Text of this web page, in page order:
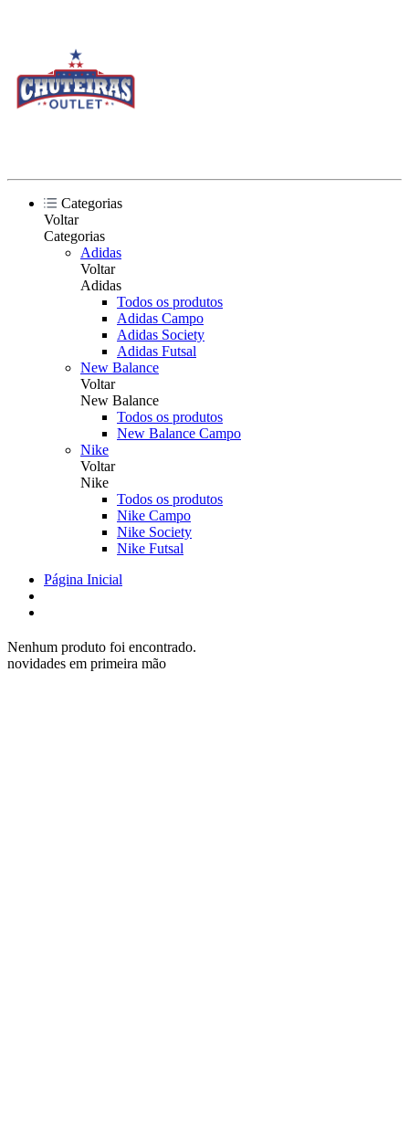
Categorias
Voltar
Categorias
Adidas
Voltar
Adidas
Todos os produtos
Adidas Campo
Adidas Society
Adidas Futsal
New Balance
Voltar
New Balance
Todos os produtos
New Balance Campo
Nike
Voltar
Nike
Todos os produtos
Nike Campo
Nike Society
Nike Futsal
Página Inicial
Nenhum produto foi encontrado.
novidades em primeira mão